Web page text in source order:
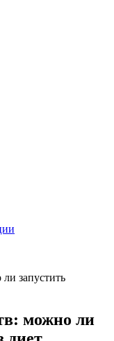
запустить
можно ли